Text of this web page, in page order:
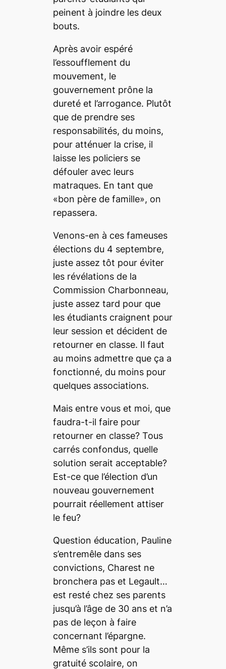
peinent à joindre les deux
bouts.
Après avoir espéré
l’essoufflement du
mouvement, le
gouvernement prône la
dureté et l’arrogance. Plutôt
que de prendre ses
responsabilités, du moins,
pour atténuer la crise, il
laisse les policiers se
défouler avec leurs
matraques. En tant que
«bon père de famille», on
repassera.
Venons-en à ces fameuses
élections du 4 septembre,
juste assez tôt pour éviter
les révélations de la
Commission Charbonneau,
juste assez tard pour que
les étudiants craignent pour
leur session et décident de
retourner en classe. Il faut
au moins admettre que ça a
fonctionné, du moins pour
quelques associations.
Mais entre vous et moi, que
faudra-t-il faire pour
retourner en classe? Tous
carrés confondus, quelle
solution serait acceptable?
Est-ce que l’élection d’un
nouveau gouvernement
pourrait réellement attiser
le feu?
Question éducation, Pauline
s’entremêle dans ses
convictions, Charest ne
bronchera pas et Legault…
est resté chez ses parents
jusqu’à l’âge de 30 ans et n’a
pas de leçon à faire
concernant l’épargne.
Même s’ils sont pour la
gratuité scolaire, on